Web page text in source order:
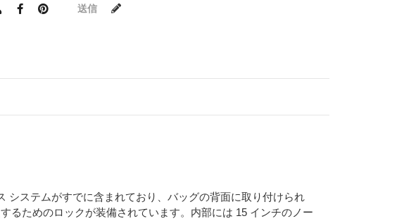
送信
システムがすでに含まれており、バッグの背面に取り付けられ
るためのロックが装備されています。内部には 15 インチのノー